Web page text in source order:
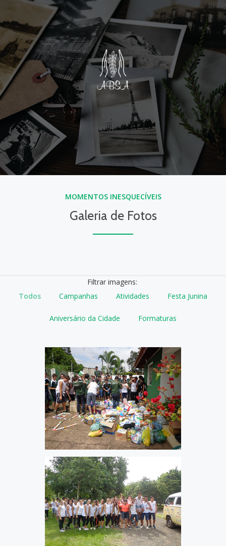
MOMENTOS INESQUECÍVEIS
Galeria de Fotos
Filtrar imagens:
Todos
Campanhas Atividades Festa Junina
Aniversário da Cidade Formaturas